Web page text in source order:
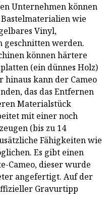
Unternehmen können
wie
Vinyl,
werden.
können härtere
(ein dünnes Holz)
hinaus kann der Cameo
das das Entfernen
Materialstück
mit einer noch
(bis zu 14
Fähigkeiten wie
Es gibt einen
Cameo, dieser wurde
angefertigt. Auf der
Gravurtipp